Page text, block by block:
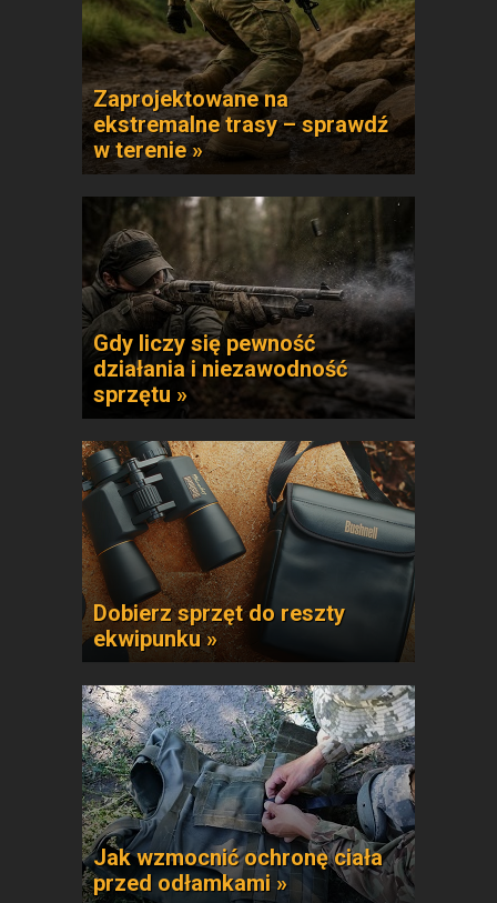
Zaprojektowane na
ekstremalne trasy – sprawdź
w terenie »
Gdy liczy się pewność
działania i niezawodność
sprzętu »
Dobierz sprzęt do reszty
ekwipunku »
Jak wzmocnić ochronę ciała
przed odłamkami »